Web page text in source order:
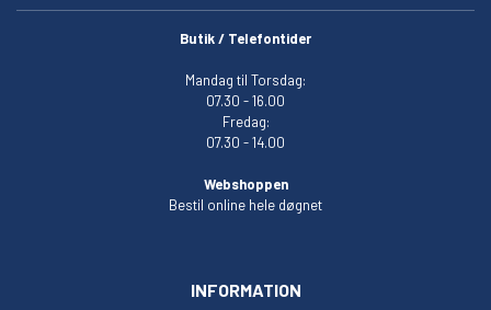
Butik / Telefontider
Mandag til Torsdag:
07.30 - 16.00
Fredag:
07.30 - 14.00
Webshoppen
Bestil online hele døgnet
INFORMATION